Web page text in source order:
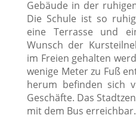
Gebäude in der
Die Schule ist so
eine Terrasse und
Wunsch der
im Freien gehalten
wenige Meter zu Fuß
herum befinden sich
Geschäfte. Das
mit dem Bus erreichbar.